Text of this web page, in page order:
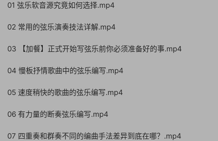
01 弦乐软音源究竟如何选择.mp4
02 常用的弦乐演奏技法详解.mp4
03 【加餐】正式开始写弦乐前你必须准备好的事.mp4
04 慢板抒情歌曲中的弦乐编写.mp4
05 速度稍快的歌曲的弦乐编写.mp4
06 有力量的断奏弦乐编写.mp4
07 四重奏和群奏不同的编曲手法差异到底在哪？.mp4